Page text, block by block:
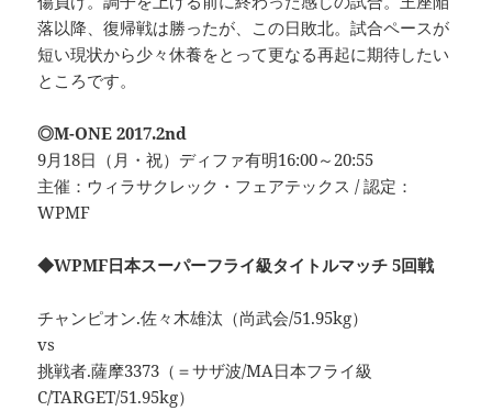
落以降、復帰戦は勝ったが、この日敗北。試合ペースが
短い現状から少々休養をとって更なる再起に期待したい
ところです。
◎M-ONE 2017.2nd
9月18日（月・祝）ディファ有明16:00～20:55
主催：ウィラサクレック・フェアテックス / 認定：
WPMF
◆WPMF日本スーパーフライ級タイトルマッチ 5回戦
チャンピオン.佐々木雄汰（尚武会/51.95kg）
vs
挑戦者.薩摩3373（＝サザ波/MA日本フライ級
C/TARGET/51.95kg）